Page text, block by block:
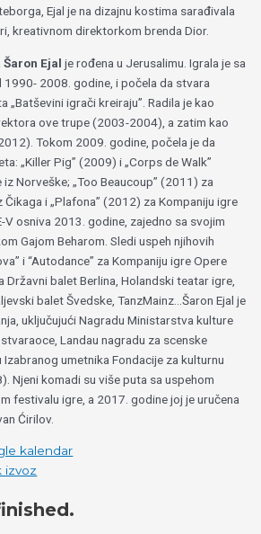
Ejal je na dizajnu kostima sarađivala
kreativnom direktorkom brenda Dior.
Šaron Ejal je rođena u Jerusalimu. Igrala je sa
1990- 2008. godine, i počela da stvara
„Batševini igrači kreiraju”. Radila je kao
ove trupe (2003-2004), a zatim kao
Tokom 2009. godine, počela je da
„Killer Pig” (2009) i „Corps de Walk”
Norveške; „Too Beaucoup” (2011) za
i „Plafona” (2012) za Kompaniju igre
V osniva 2013. godine, zajedno sa svojim
Gajom Beharom. Sledi uspeh njihovih
i “Autodance” za Kompaniju igre Opere
Državni balet Berlina, Holandski teatar igre,
balet Švedske, TanzMainz…Šaron Ejal je
uključujući Nagradu Ministarstva kulture
Landau nagradu za scenske
umetnika Fondacije za kulturnu
Njeni komadi su više puta sa uspehom
festivalu igre, a 2017. godine joj je uručena
Ćirilov.
kalendar
izvoz